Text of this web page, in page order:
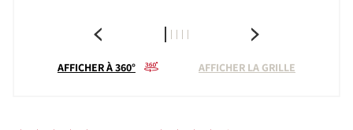
AFFICHER À 360° AFFICHER LA GRILLE